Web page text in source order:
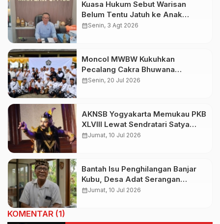
Kuasa Hukum Sebut Warisan
Belum Tentu Jatuh ke Anak
Kandung, Jero Mangku “Merusak
calendar_monthSenin, 3 Agt 2026
Moncol MWBW Kukuhkan
Pecalang Cakra Bhuwana
Nusantara
calendar_monthSenin, 20 Jul 2026
AKNSB Yogyakarta Memukau PKB
XLVIII Lewat Sendratari Satya
Paramartha, Kisah Bratasena
calendar_monthJumat, 10 Jul 2026
Bantah Isu Penghilangan Banjar
Kubu, Desa Adat Serangan
Tegaskan Warga Sudah
calendar_monthJumat, 10 Jul 2026
KOMENTAR (1)